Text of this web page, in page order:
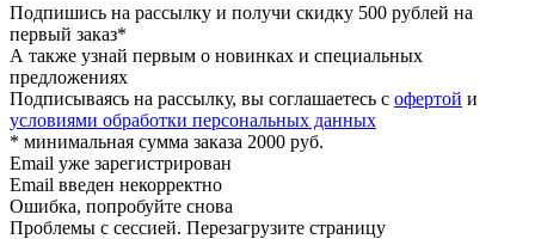
Подпишись на рассылку и получи скидку 500 рублей на
первый заказ*
А также узнай первым о новинках и специальных
предложениях
Подписываясь на рассылку, вы соглашаетесь с офертой и
условиями обработки персональных данных
* минимальная сумма заказа 2000 руб.
Email уже зарегистрирован
Email введен некорректно
Ошибка, попробуйте снова
Проблемы с сессией. Перезагрузите страницу